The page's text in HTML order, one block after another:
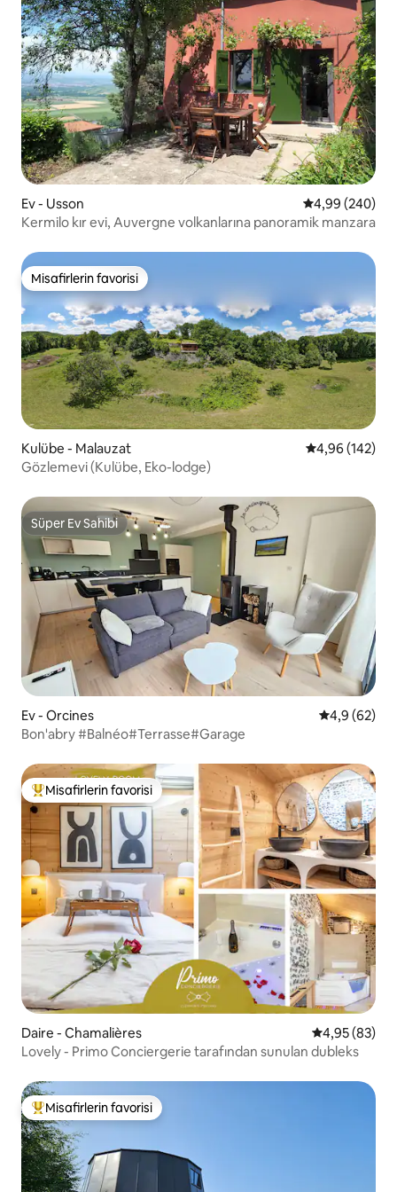
Ev - Usson 5 üzerinden
4,99 (240)
Kermilo kır evi, Auvergne volkanlarına panoramik manzara
Misafirlerin favorisi
Misafirlerin favorisi
Kulübe - Malauzat 5 üzerinden
4,96 (142)
Gözlemevi (Kulübe, Eko-lodge)
Süper Ev Sahibi
Süper Ev Sahibi
Ev - Orcines 5 üzerinden
4,9 (62)
Bon'abry #Balnéo#Terrasse#Garage
Misafirlerin favorilerinden en beğenilenler arasında
Misafirlerin favorisi
Daire - Chamalières 5 üzerinden
4,95 (83)
Lovely - Primo Conciergerie tarafından sunulan dubleks
Misafirlerin favorilerinden en beğenilenler arasında
Misafirlerin favorisi